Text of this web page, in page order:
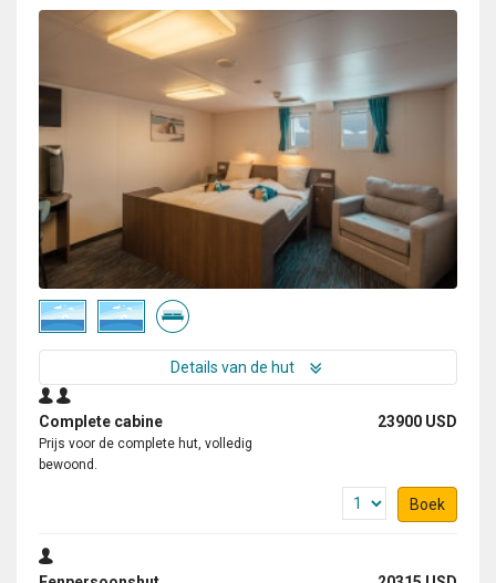
Details van de hut
Complete cabine 23900 USD
Prijs voor de complete hut, volledig
bewoond.
Boek